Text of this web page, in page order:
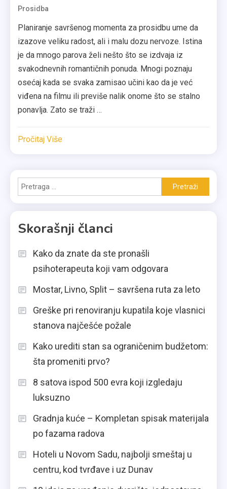
Prosidba
Planiranje savršenog momenta za prosidbu ume da
izazove veliku radost, ali i malu dozu nervoze. Istina
je da mnogo parova želi nešto što se izdvaja iz
svakodnevnih romantičnih ponuda. Mnogi poznaju
osećaj kada se svaka zamisao učini kao da je već
viđena na filmu ili previše nalik onome što se stalno
ponavlja. Zato se traži …
Pročitaj Više
Pretraga
za:
Skorašnji članci
Kako da znate da ste pronašli
psihoterapeuta koji vam odgovara
Mostar, Livno, Split – savršena ruta za leto
Greške pri renoviranju kupatila koje vlasnici
stanova najčešće požale
Kako urediti stan sa ograničenim budžetom:
šta promeniti prvo?
8 satova ispod 500 evra koji izgledaju
luksuzno
Gradnja kuće – Kompletan spisak materijala
po fazama radova
Hoteli u Novom Sadu, najbolji smeštaj u
centru, kod tvrđave i uz Dunav